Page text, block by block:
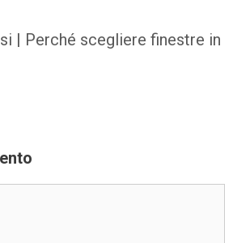
| Perché scegliere finestre in